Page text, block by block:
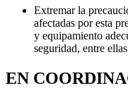
Extremar la
afectadas por esta
y equipamiento
seguridad, entre
EN